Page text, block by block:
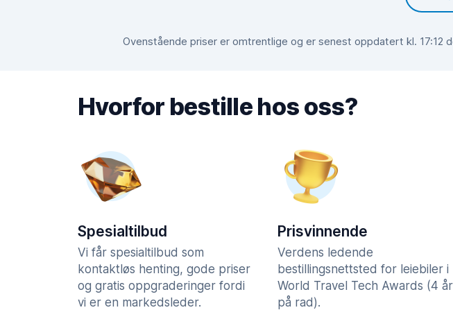
Ovenstående priser er omtrentlige og er senest oppdatert kl. 17:12
Hvorfor bestille hos oss?
Spesialtilbud
Vi får spesialtilbud som
kontaktløs henting, gode priser
og gratis oppgraderinger fordi
vi er en markedsleder.
Prisvinnende
Verdens ledende
bestillingsnettsted for leiebiler i
World Travel Tech Awards (4 år
på rad).